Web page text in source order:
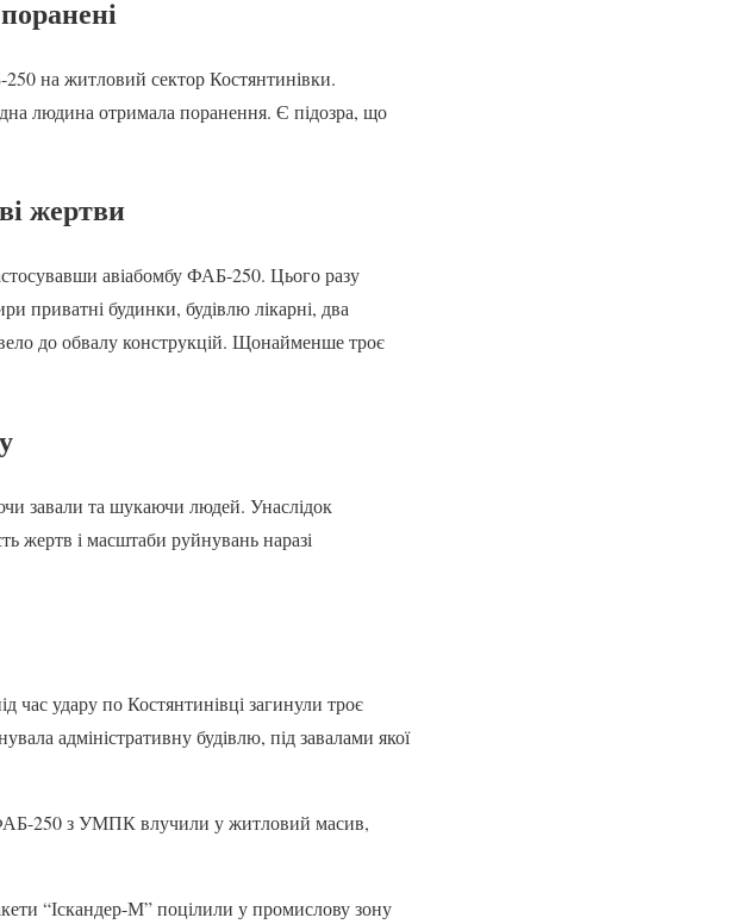
на житловий сектор Костянтинівки.
людина отримала поранення. Є підозра, що
жертви
авіабомбу ФАБ-250. Цього разу
приватні будинки, будівлю лікарні, два
до обвалу конструкцій. Щонайменше троє
завали та шукаючи людей. Унаслідок
жертв і масштаби руйнувань наразі
час удару по Костянтинівці загинули троє
адміністративну будівлю, під завалами якої
ФАБ-250 з УМПК влучили у житловий масив,
“Іскандер-М” поцілили у промислову зону